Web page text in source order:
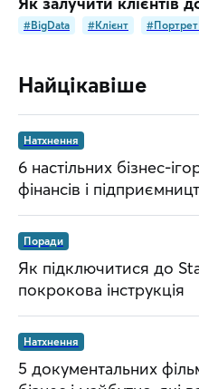
#BigData #Клієнт
Найцікавіше
Натхнення
6 настільних бізнес-
фінансів і
Поради
Як підключитися до
покрокова інструкція
Натхнення
5 документальних